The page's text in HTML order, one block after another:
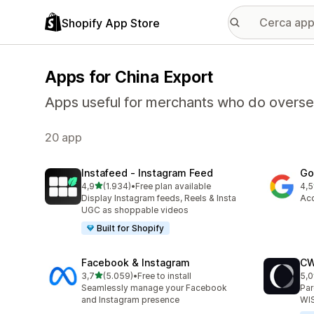
Shopify App Store
Apps for China Export
Apps useful for merchants who do
20 app
Instafeed ‑ Instagram Feed
4,9stelle su 5
(1.934)
1934 recensioni totali
•Free plan available
Display Instagram feeds, Reels & Insta
UGC as shoppable videos
Built for Shopify
4,5
Facebook & Instagram
3,7stelle su 5
(5.059)
5059 recensioni totali
•Free to install
Seamlessly manage your Facebook
and Instagram presence
5,0